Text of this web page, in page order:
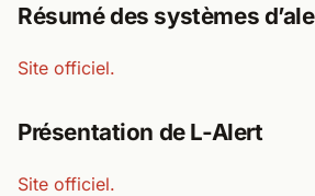
Résumé des systèmes
Site officiel.
Présentation de L-Alert
Site officiel.